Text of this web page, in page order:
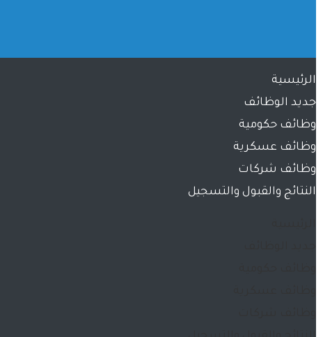
الرئيسية
جديد الوظائف
وظائف حكومية
وظائف عسكرية
وظائف شركات
النتائج والقبول والتسجيل